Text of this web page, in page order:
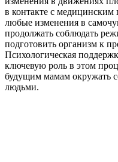
в контакте с медицинским
любые изменения в
продолжать соблюдать
подготовить организм к
Психологическая
ключевую роль в этом
будущим мамам окружать
людьми.